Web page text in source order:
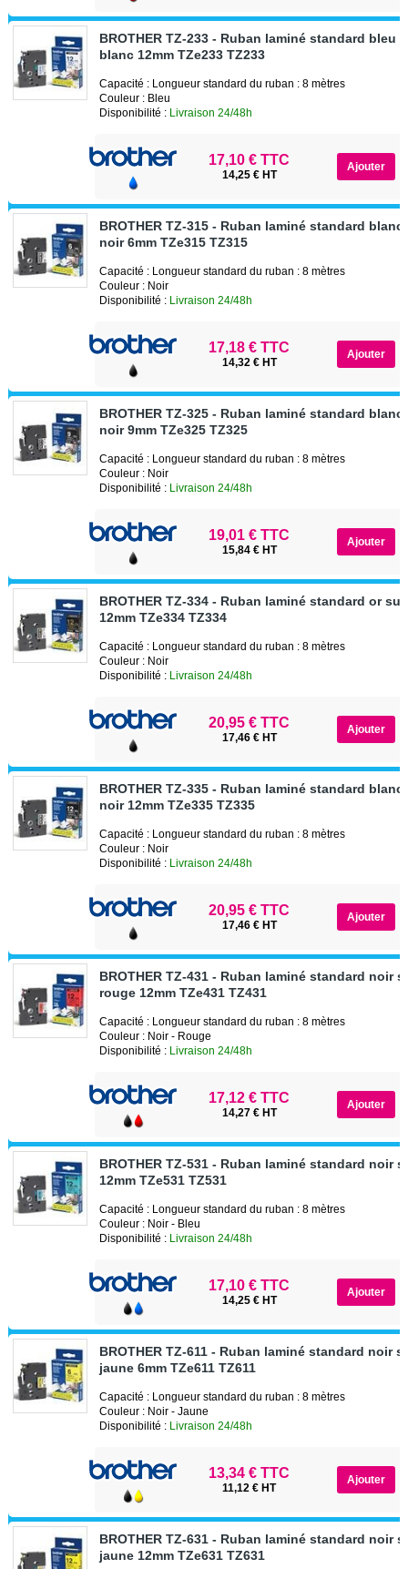
BROTHER TZ-233 - Ruban laminé standard bleu
blanc 12mm TZe233 TZ233
Capacité : Longueur standard du ruban : 8 mètres
Couleur : Bleu
Disponibilité : Livraison 24/48h
17,10 € TTC
14,25 € HT
BROTHER TZ-315 - Ruban laminé standard
noir 6mm TZe315 TZ315
Capacité : Longueur standard du ruban : 8 mètres
Couleur : Noir
Disponibilité : Livraison 24/48h
17,18 € TTC
14,32 € HT
BROTHER TZ-325 - Ruban laminé standard
noir 9mm TZe325 TZ325
Capacité : Longueur standard du ruban : 8 mètres
Couleur : Noir
Disponibilité : Livraison 24/48h
19,01 € TTC
15,84 € HT
BROTHER TZ-334 - Ruban laminé standard or
12mm TZe334 TZ334
Capacité : Longueur standard du ruban : 8 mètres
Couleur : Noir
Disponibilité : Livraison 24/48h
20,95 € TTC
17,46 € HT
BROTHER TZ-335 - Ruban laminé standard
noir 12mm TZe335 TZ335
Capacité : Longueur standard du ruban : 8 mètres
Couleur : Noir
Disponibilité : Livraison 24/48h
20,95 € TTC
17,46 € HT
BROTHER TZ-431 - Ruban laminé standard noir
rouge 12mm TZe431 TZ431
Capacité : Longueur standard du ruban : 8 mètres
Couleur : Noir - Rouge
Disponibilité : Livraison 24/48h
17,12 € TTC
14,27 € HT
BROTHER TZ-531 - Ruban laminé standard noir
12mm TZe531 TZ531
Capacité : Longueur standard du ruban : 8 mètres
Couleur : Noir - Bleu
Disponibilité : Livraison 24/48h
17,10 € TTC
14,25 € HT
BROTHER TZ-611 - Ruban laminé standard noir
jaune 6mm TZe611 TZ611
Capacité : Longueur standard du ruban : 8 mètres
Couleur : Noir - Jaune
Disponibilité : Livraison 24/48h
13,34 € TTC
11,12 € HT
BROTHER TZ-631 - Ruban laminé standard noir
jaune 12mm TZe631 TZ631